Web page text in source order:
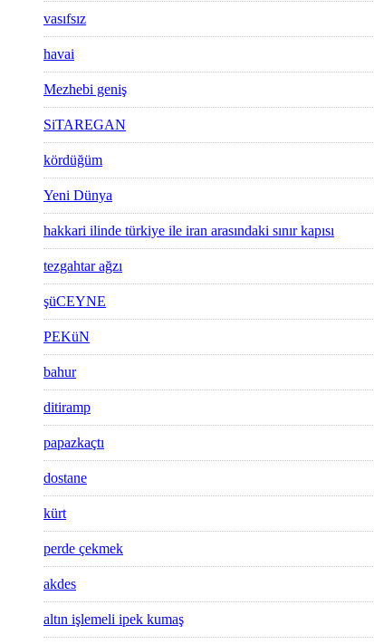
vasıfsız
havai
Mezhebi geniş
SiTAREGAN
kördüğüm
Yeni Dünya
hakkari ilinde türkiye ile iran arasındaki sınır kapısı
tezgahtar ağzı
şüCEYNE
PEKüN
bahur
ditiramp
papazkaçtı
dostane
kürt
perde çekmek
akdes
altın işlemeli ipek kumaş